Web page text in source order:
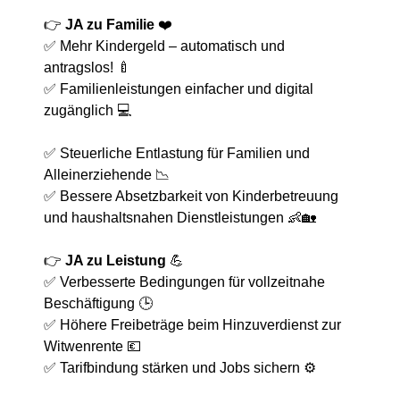
👉JA zu Familie ❤️
✅ Mehr Kindergeld – automatisch und
antragslos! 🍼
✅ Familienleistungen einfacher und digital
zugänglich 💻
✅ Steuerliche Entlastung für Familien und
Alleinerziehende 📉
✅ Bessere Absetzbarkeit von Kinderbetreuung
und haushaltsnahen Dienstleistungen 👶🏡
👉JA zu Leistung 💪
✅ Verbesserte Bedingungen für vollzeitnahe
Beschäftigung 🕒
✅ Höhere Freibeträge beim Hinzuverdienst zur
Witwenrente 💶
✅ Tarifbindung stärken und Jobs sichern ⚙️